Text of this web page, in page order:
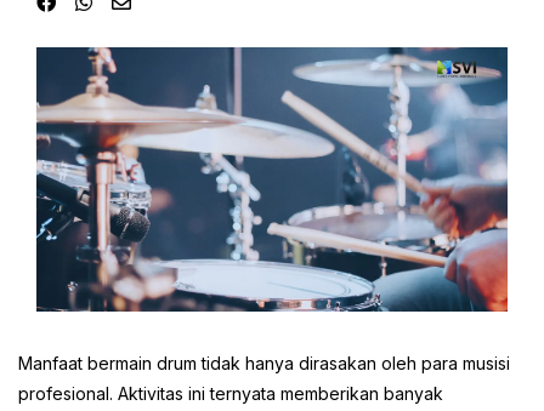
Manfaat bermain drum tidak hanya dirasakan oleh para musisi
profesional. Aktivitas ini ternyata memberikan banyak